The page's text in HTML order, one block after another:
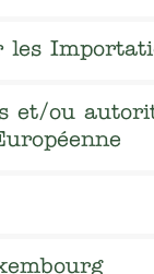
les
et/ou